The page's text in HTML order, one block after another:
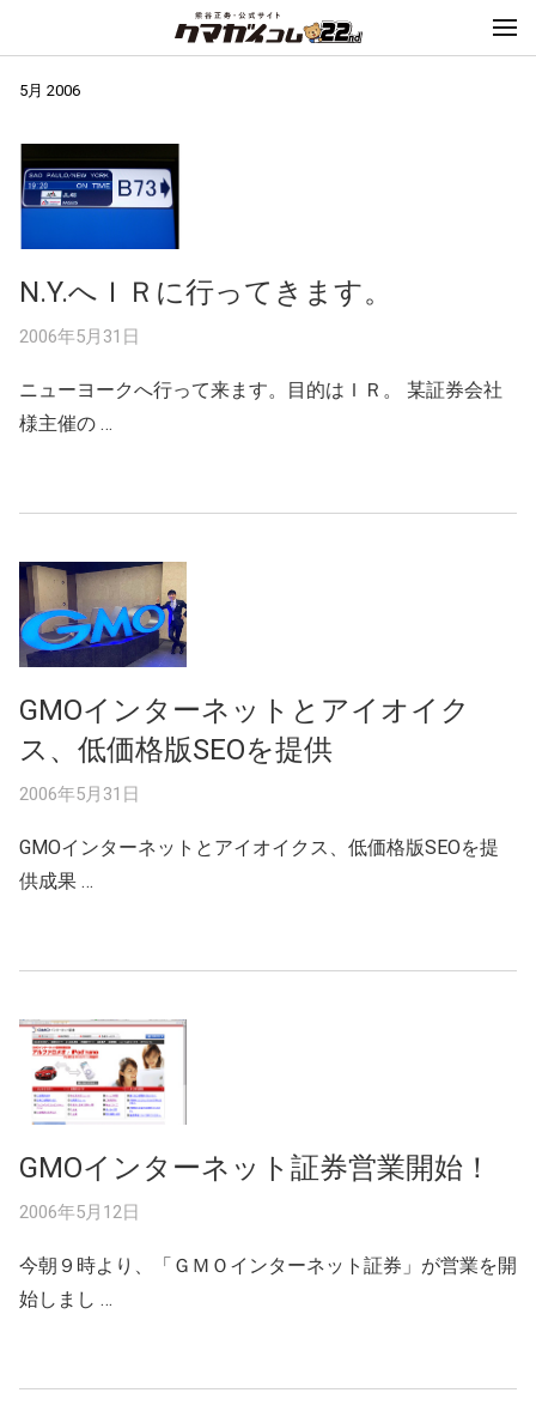
5月 2006
N.Y.へＩＲに行ってきます。
2006年5月31日
ニューヨークへ行って来ます。目的はＩＲ。 某証券会社
様主催の …
GMOインターネットとアイオイク
ス、低価格版SEOを提供
2006年5月31日
GMOインターネットとアイオイクス、低価格版SEOを提
供成果 …
GMOインターネット証券営業開始！
2006年5月12日
今朝９時より、「ＧＭＯインターネット証券」が営業を開
始しまし …